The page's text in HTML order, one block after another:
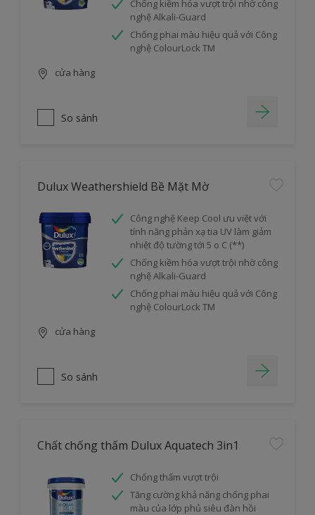
Chống kiềm hóa vượt trội nhờ công
nghệ Alkali-Guard
Chống phai màu hiệu quả với Công
nghệ ColourLock TM
cửa hàng
So sánh
Dulux Weathershield Bề Mặt Mờ
Công nghệ Keep Cool ưu việt với
tính năng phản xạ tia UV làm giảm
nhiệt độ tường tới 5 o C (**)
Chống kiềm hóa vượt trội nhờ công
nghệ Alkali-Guard
Chống phai màu hiệu quả với Công
nghệ ColourLock TM
cửa hàng
So sánh
Chất chống thấm Dulux Aquatech 3in1
Chống thấm vượt trội
Tăng cường khả năng chống phai
màu của lớp phủ siêu đàn hồi